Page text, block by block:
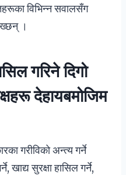
विभिन्न सवालसँग
।
गरिने दिगो
देहायबमोजिम
गरीविको अन्त्य गर्ने
खाद्य सुरक्षा हासिल गर्ने,